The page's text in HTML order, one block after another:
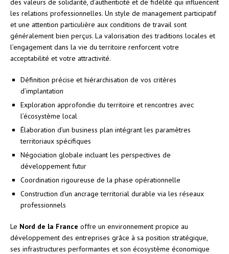
les relations professionnelles. Un style de management participatif
et une attention particulière aux conditions de travail sont
généralement bien perçus. La valorisation des traditions locales et
l’engagement dans la vie du territoire renforcent votre
acceptabilité et votre attractivité.
Définition précise et hiérarchisation de vos critères
d’implantation
Exploration approfondie du territoire et rencontres avec
l’écosystème local
Élaboration d’un business plan intégrant les paramètres
territoriaux spécifiques
Négociation globale incluant les perspectives de
développement futur
Coordination rigoureuse de la phase opérationnelle
Construction d’un ancrage territorial durable via les réseaux
professionnels
Le Nord de la France offre un environnement propice au
développement des entreprises grâce à sa position stratégique,
ses infrastructures performantes et son écosystème économique